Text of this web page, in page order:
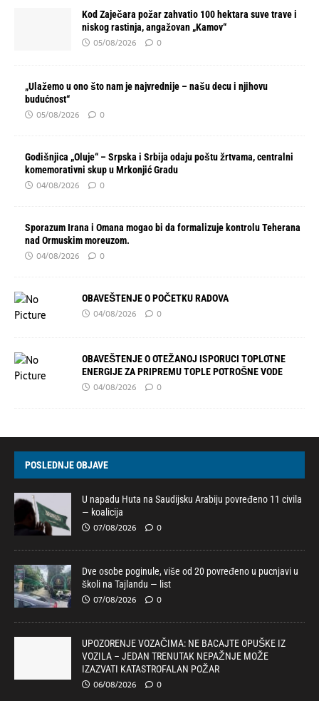
Kod Zaječara požar zahvatio 100 hektara suve trave i
niskog rastinja, angažovan „Kamov“
05/08/2026 0
„Ulažemo u ono što nam je najvrednije – našu decu i njihovu
budućnost“
05/08/2026 0
Godišnjica „Oluje“ – Srpska i Srbija odaju poštu žrtvama, centralni
komemorativni skup u Mrkonjić Gradu
04/08/2026 0
Sporazum Irana i Omana mogao bi da formalizuje kontrolu Teherana
nad Ormuskim moreuzom.
04/08/2026 0
OBAVEŠTENJE O POČETKU RADOVA
04/08/2026 0
OBAVEŠTENJE O OTEŽANOJ ISPORUCI TOPLOTNE
ENERGIJE ZA PRIPREMU TOPLE POTROŠNE VODE
04/08/2026 0
POSLEDNJE OBJAVE
U napadu Huta na Saudijsku Arabiju povređeno 11 civila
— koalicija
07/08/2026 0
Dve osobe poginule, više od 20 povređeno u pucnjavi u
školi na Tajlandu — list
07/08/2026 0
UPOZORENJE VOZAČIMA: NE BACAJTE OPUŠKE IZ
VOZILA – JEDAN TRENUTAK NEPAŽNJE MOŽE
IZAZVATI KATASTROFALAN POŽAR
06/08/2026 0